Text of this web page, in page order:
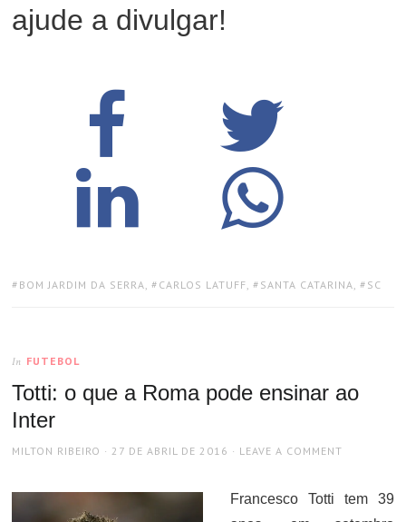
ajude a divulgar!
TAGS:
BOM JARDIM DA SERRA, CARLOS LATUFF, SANTA CATARINA, SC
In FUTEBOL
Totti: o que a Roma pode ensinar ao
Inter
AUTHOR
MILTON RIBEIRO
POSTED
27 DE ABRIL DE 2016 LEAVE A COMMENT
Francesco Totti tem 39